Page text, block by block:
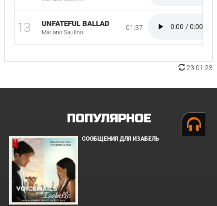
13 UNFATEFUL BALLAD
Mariano Saulino
01:37
23.01.23
ПОПУЛЯРНОЕ
СООБЩЕНИЯ ДЛЯ ИЗАБЕЛЬ